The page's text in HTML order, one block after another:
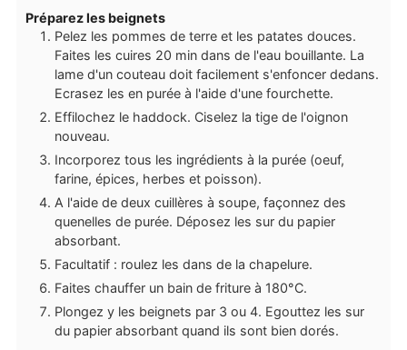
Préparez les beignets
Pelez les pommes de terre et les patates douces.
Faites les cuires 20 min dans de l'eau bouillante. La
lame d'un couteau doit facilement s'enfoncer dedans.
Ecrasez les en purée à l'aide d'une fourchette.
Effilochez le haddock. Ciselez la tige de l'oignon
nouveau.
Incorporez tous les ingrédients à la purée (oeuf,
farine, épices, herbes et poisson).
A l'aide de deux cuillères à soupe, façonnez des
quenelles de purée. Déposez les sur du papier
absorbant.
Facultatif : roulez les dans de la chapelure.
Faites chauffer un bain de friture à 180°C.
Plongez y les beignets par 3 ou 4. Egouttez les sur
du papier absorbant quand ils sont bien dorés.